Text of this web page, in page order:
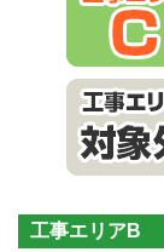
工事エリアB